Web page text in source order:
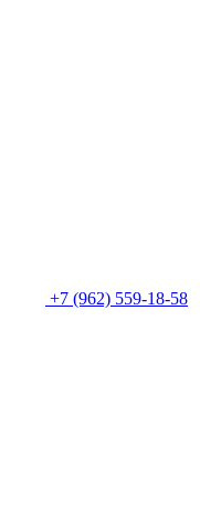
+7 (962) 559-18-58